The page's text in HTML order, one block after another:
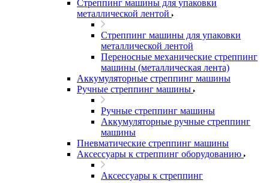
Стреппинг машины для упаковки
металлической лентой
Стреппинг машины для упаковки
металлической лентой
Переносные механические стреппинг
машины (металлическая лента)
Аккумуляторные стреппинг машины
Ручные стреппинг машины
Ручные стреппинг машины
Аккумуляторные ручные стреппинг
машины
Пневматические стреппинг машины
Аксессуары к стреппинг оборудованию
Аксессуары к стреппинг